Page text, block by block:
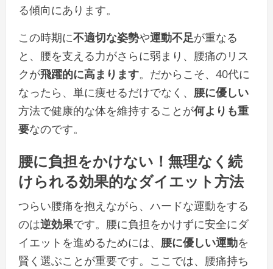
る傾向にあります。
この時期に不適切な姿勢や運動不足が重なる
と、腰を支える力がさらに弱まり、腰痛のリス
クが飛躍的に高まります。だからこそ、40代に
なったら、単に痩せるだけでなく、 腰に優しい
方法で健康的な体を維持することが何よりも重
要なのです。
腰に負担をかけない ！ 無理なく続
けられる効果的なダイエット方法
つらい腰痛を抱えながら、ハードな運動をする
のは逆効果です。腰に負担をかけずに安全にダ
イエットを進めるためには、 腰に優しい運動を
賢く選ぶことが重要です。ここでは、腰痛持ち